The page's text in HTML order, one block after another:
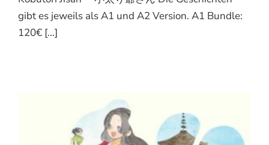
gibt es jeweils als A1 und A2 Version. A1 Bundle:
120€ [...]